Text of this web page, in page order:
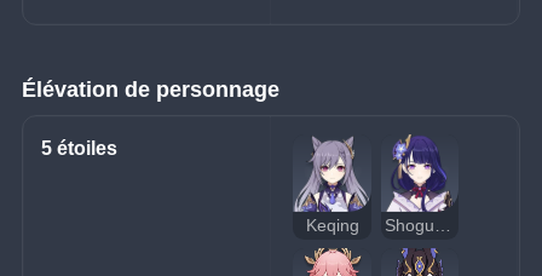
Élévation de personnage
5 étoiles
Keqing